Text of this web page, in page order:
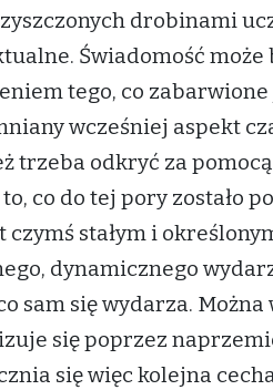
drobinami
Świadomość może
tego, co
wcześniej aspekt
trzeba odkryć za
co do tej pory zostało
czymś stałym i
dynamicznego
sam się wydarza.
się poprzez
się więc kolejna